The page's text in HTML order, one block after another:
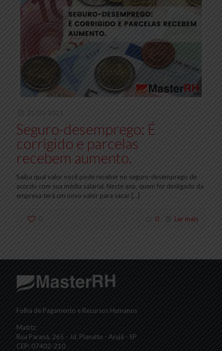
21/01/2021
Seguro-desemprego: É
corrigido e parcelas
recebem aumento.
Saiba qual valor você pode receber no seguro-desemprego de
acordo com sua média salarial. Neste ano, quem for desligado da
empresa terá um novo valor para sacar […]
0 0 Ler mais
Folha de Pagamento e Recursos Humanos
Matriz:
Rua Paraná, 265 - Jd. Planalto - Arujá - SP
CEP: 07402-210